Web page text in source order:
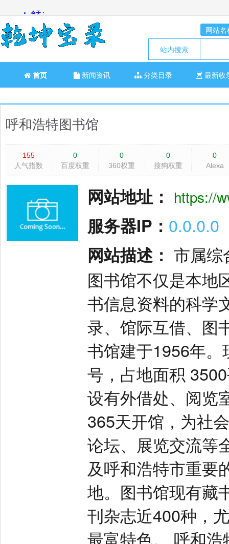
网站名
站内搜索
首页 新闻资讯 分类目录 最新收
呼和浩特图书馆
155
人气指数
0
百度权重
0
360权重
0
搜狗权重
0
Alexa
网站地址： https://
服务器IP： 0.0.0.0
网站描述： 市属综
图书馆不仅是本地
书信息资料的科学
录、馆际互借、图
书馆建于1956年
号，占地面积
设有外借处、阅览
365天开馆，为社
论坛、展览交流等
及呼和浩特市重要
地。图书馆现有藏
刊杂志近400种，
最富特色。 呼和